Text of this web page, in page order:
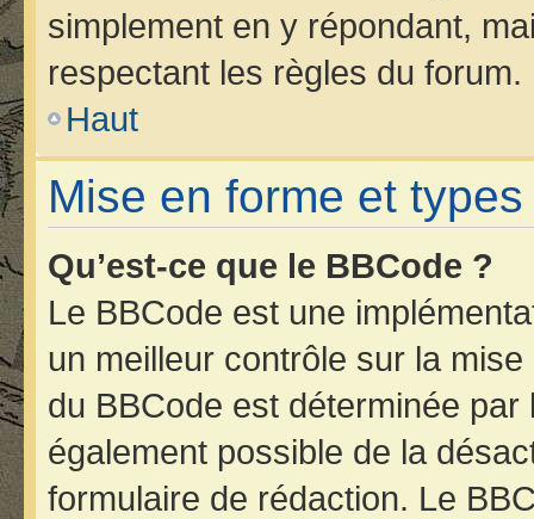
simplement en y répondant,
respectant les règles du forum.
Haut
Mise en forme et
Qu’est-ce que le BBCode ?
Le BBCode est une
un meilleur contrôle sur la mise
du BBCode est déterminée par
également possible de la
formulaire de rédaction. Le